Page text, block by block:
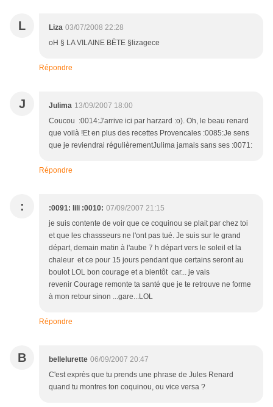
L Liza 03/07/2008 22:28
oH § LA VILAINE BËTE §lizagece
Répondre
J Julima 13/09/2007 18:00
Coucou :0014:J'arrive ici par harzard :o). Oh, le beau renard
que voilà !Et en plus des recettes Provencales :0085:Je sens
que je reviendrai régulièrementJulima jamais sans ses :0071:
Répondre
: :0091: lili :0010: 07/09/2007 21:15
je suis contente de voir que ce coquinou se plait par chez toi
et que les chassseurs ne l'ont pas tué. Je suis sur le grand
départ, demain matin à l'aube 7 h départ vers le soleil et la
chaleur et ce pour 15 jours pendant que certains seront au
boulot LOL bon courage et a bientôt car... je vais
revenir Courage remonte ta santé que je te retrouve ne forme
à mon retour sinon ...gare...LOL
Répondre
B bellelurette 06/09/2007 20:47
C'est exprès que tu prends une phrase de Jules Renard
quand tu montres ton coquinou, ou vice versa ?